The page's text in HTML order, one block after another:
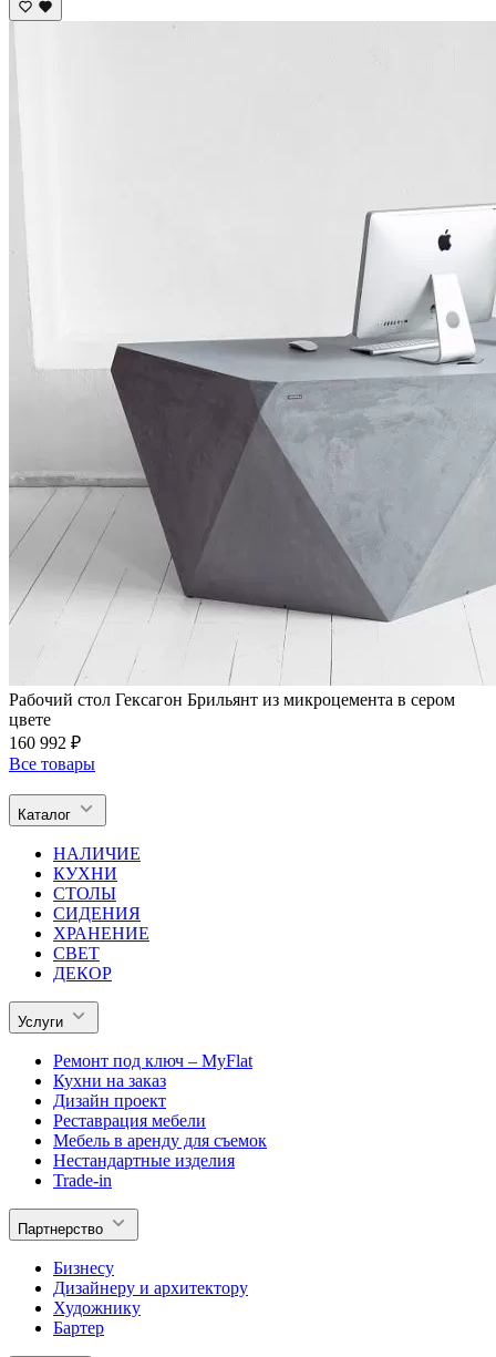
Рабочий стол Гексагон Брильянт из микроцемента в сером
цвете
160 992 ₽
Все товары
Каталог
НАЛИЧИЕ
КУХНИ
СТОЛЫ
СИДЕНИЯ
ХРАНЕНИЕ
СВЕТ
ДЕКОР
Услуги
Ремонт под ключ – MyFlat
Кухни на заказ
Дизайн проект
Реставрация мебели
Мебель в аренду для съемок
Нестандартные изделия
Trade-in
Партнерство
Бизнесу
Дизайнеру и архитектору
Художнику
Бартер